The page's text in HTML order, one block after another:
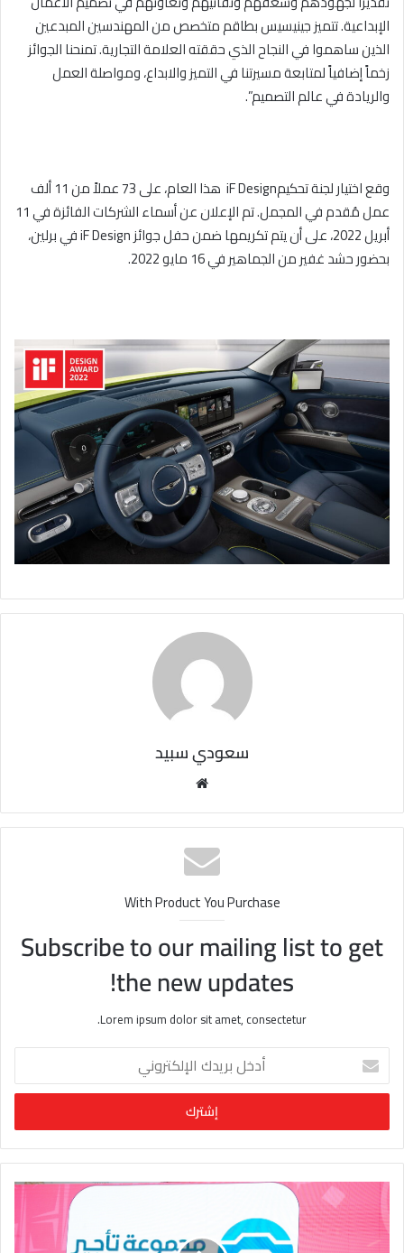
الإبداعية. تتميز جينيسيس بطاقم متخصص من المهندسين المبدعين
الذين ساهموا في النجاح الذي حققته العلامة التجارية. تمنحنا الجوائز
زخماً إضافياً لمتابعة مسيرتنا في التميز والابداع، ومواصلة العمل
والريادة في عالم التصميم”.
وقع اختيار لجنة تحكيمiF Design
هذا العام، على 73 عملاً من 11 ألف
عمل مُقدم في المجمل. تم الإعلان عن أسماء الشركات الفائزة في 11
أبريل 2022، على أن يتم تكريمها ضمن حفل جوائز
iF Designفي برلين،
بحضور حشد غفير من الجماهير في 16 مايو 2022.
سعودي سبيد
الوي
ب
With Product You Purchase
Subscribe to our mailing list to get
the new updates!
Lorem ipsum dolor sit amet, consectetur.
خ
ب
ر
ي
د
ك
ا